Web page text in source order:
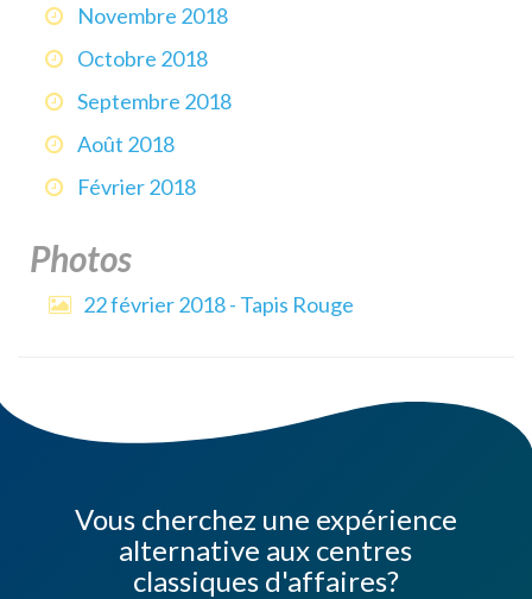
Novembre 2018
Octobre 2018
Septembre 2018
Août 2018
Février 2018
Photos
22 février 2018 - Tapis Rouge
Vous cherchez une expérience
alternative aux centres
classiques d'affaires?